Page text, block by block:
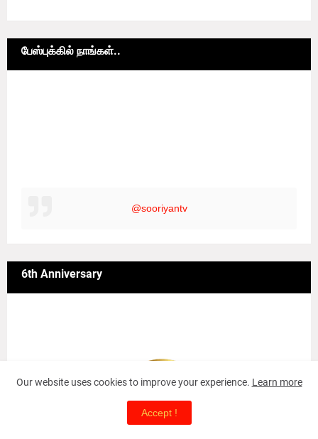
பேஸ்புக்கில் நாங்கள்..
@sooriyantv
6th Anniversary
Our website uses cookies to improve your experience. Learn more
Accept !